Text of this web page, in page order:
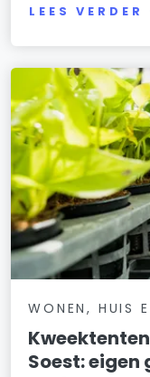
LEES VERDER
WONEN, HUIS
Soest: eigen